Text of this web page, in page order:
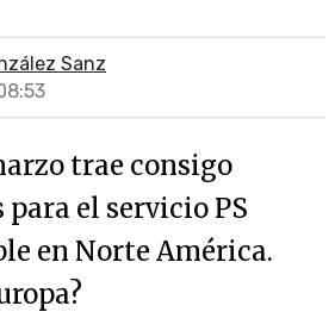
Sanz
trae consigo
para el servicio PS
en Norte América.